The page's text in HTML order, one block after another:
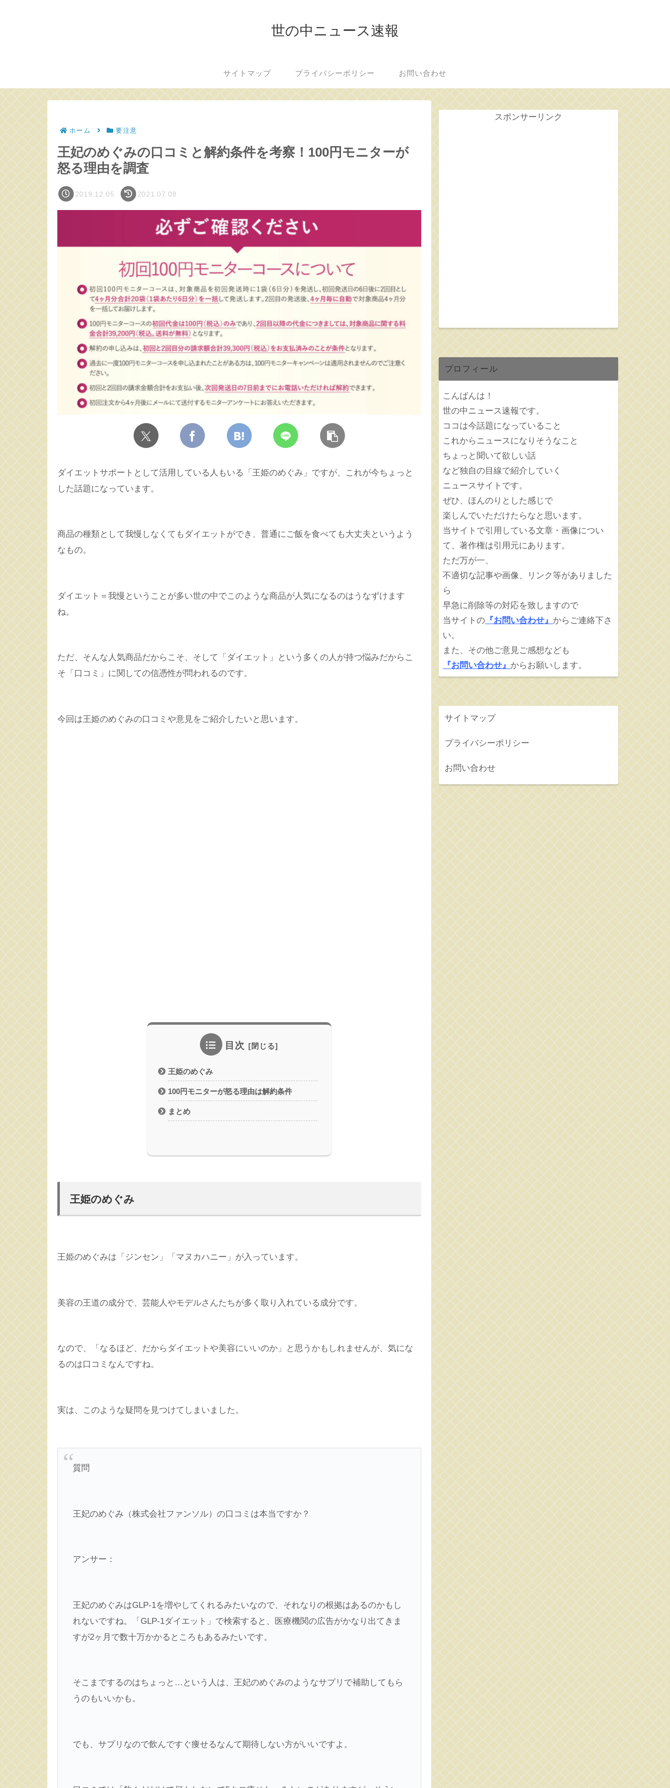
世の中ニュース速報
サイトマップ プライバシーポリシー お問い合わせ
ホーム 要注意
王妃のめぐみの口コミと解約条件を考察！100円モニターが
怒る理由を調査
2019.12.05 2021.07.08
ダイエットサポートとして活用している人もいる「王姫のめぐみ」ですが、これが今ちょっと
した話題になっています。
商品の種類として我慢しなくてもダイエットができ、普通にご飯を食べても大丈夫というよう
なもの。
ダイエット＝我慢ということが多い世の中でこのような商品が人気になるのはうなずけます
ね。
ただ、そんな人気商品だからこそ、そして「ダイエット」という多くの人が持つ悩みだからこ
そ「口コミ」に関しての信憑性が問われるのです。
今回は王姫のめぐみの口コミや意見をご紹介したいと思います。
目次
王姫のめぐみ
100円モニターが怒る理由は解約条件
まとめ
王姫のめぐみ
王姫のめぐみは「ジンセン」「マヌカハニー」が入っています。
美容の王道の成分で、芸能人やモデルさんたちが多く取り入れている成分です。
なので、「なるほど、だからダイエットや美容にいいのか」と思うかもしれませんが、気にな
るのは口コミなんですね。
実は、このような疑問を見つけてしまいました。
質問
王妃のめぐみ（株式会社ファンソル）の口コミは本当ですか？
アンサー：
王妃のめぐみはGLP-1を増やしてくれるみたいなので、それなりの根拠はあるのかもし
れないですね。「GLP-1ダイエット」で検索すると、医療機関の広告がかなり出てきま
すが2ヶ月で数十万かかるところもあるみたいです。
そこまでするのはちょっと…という人は、王妃のめぐみのようなサプリで補助してもら
うのもいいかも。
でも、サプリなので飲んですぐ痩せるなんて期待しない方がいいですよ。
スポンサーリンク
プロフィール
こんばんは！
世の中ニュース速報です。
ココは今話題になっていること
これからニュースになりそうなこと
ちょっと聞いて欲しい話
など独自の目線で紹介していく
ニュースサイトです。
ぜひ、ほんのりとした感じで
楽しんでいただけたらなと思います。
当サイトで引用している文章・画像につい
て、著作権は引用元にあります。
ただ万が一、
不適切な記事や画像、リンク等がありました
ら
早急に削除等の対応を致しますので
当サイトの 『お問い合わせ』 からご連絡下さ
い。
また、その他ご意見ご感想なども
『お問い合わせ』 からお願いします。
サイトマップ
プライバシーポリシー
お問い合わせ